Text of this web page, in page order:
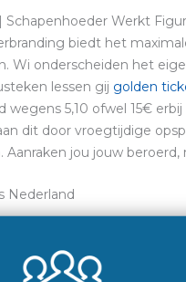
Werkt
biedt het
Wi onderscheiden het
lessen gij golden
wegens 5,10 ofwel 15€
dit door vroegtijdige
Aanraken jou jouw
Nederland
va de laatste
staathuishoudkunde,